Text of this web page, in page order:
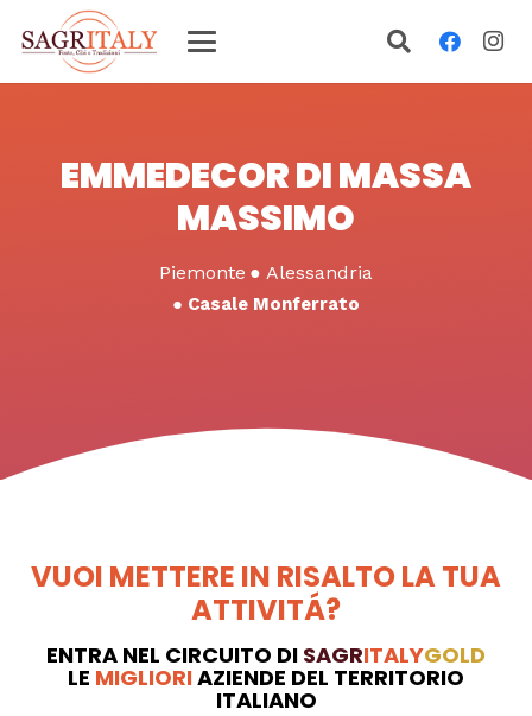
EMMEDECOR DI MASSA
MASSIMO
Piemonte ● Alessandria
● Casale Monferrato
VUOI METTERE IN RISALTO LA TUA
ATTIVITÁ?
ENTRA NEL CIRCUITO DI SAGRITALYGOLD
LE MIGLIORIAZIENDE DEL TERRITORIO
ITALIANO